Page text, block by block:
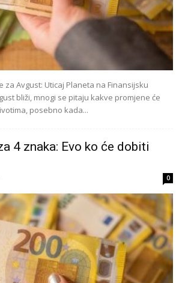
za Avgust: Uticaj Planeta na Finansijsku
bliži, mnogi se pitaju kakve promjene će
posebno kada...
4 znaka: Evo ko će dobiti
0